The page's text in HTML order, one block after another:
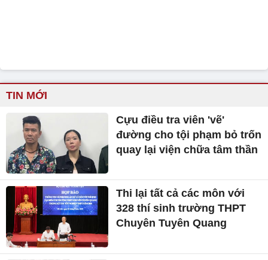
TIN MỚI
Cựu điều tra viên 'vẽ'
đường cho tội phạm bỏ trốn
quay lại viện chữa tâm thần
Thi lại tất cả các môn với
328 thí sinh trường THPT
Chuyên Tuyên Quang